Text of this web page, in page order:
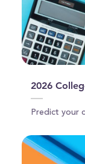
2026
Predict your